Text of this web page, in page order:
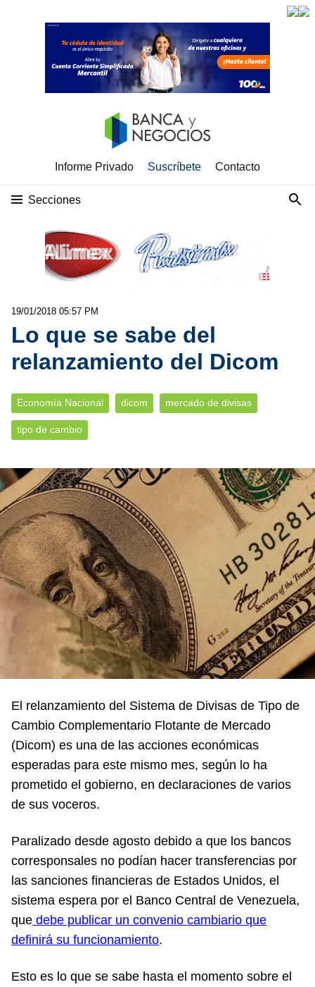
Informe Privado Suscríbete Contacto
Secciones
19/01/2018 05:57 PM
Lo que se sabe del
relanzamiento del Dicom
Economía Nacional dicom mercado de divisas
tipo de cambio
El relanzamiento del Sistema de Divisas de Tipo de
Cambio Complementario Flotante de Mercado
(Dicom) es una de las acciones económicas
esperadas para este mismo mes, según lo ha
prometido el gobierno, en declaraciones de varios
de sus voceros.
Paralizado desde agosto debido a que los bancos
corresponsales no podían hacer transferencias por
las sanciones financieras de Estados Unidos, el
sistema espera por el Banco Central de Venezuela,
que debe publicar un convenio cambiario que
definirá su funcionamiento.
Esto es lo que se sabe hasta el momento sobre el